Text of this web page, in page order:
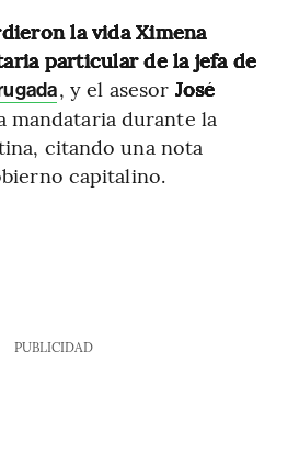
la vida Ximena
particular de la jefa de
, y el asesor José
mandataria durante la
citando una nota
capitalino.
PUBLICIDAD